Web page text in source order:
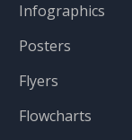
Infographics
Posters
Flyers
Flowcharts